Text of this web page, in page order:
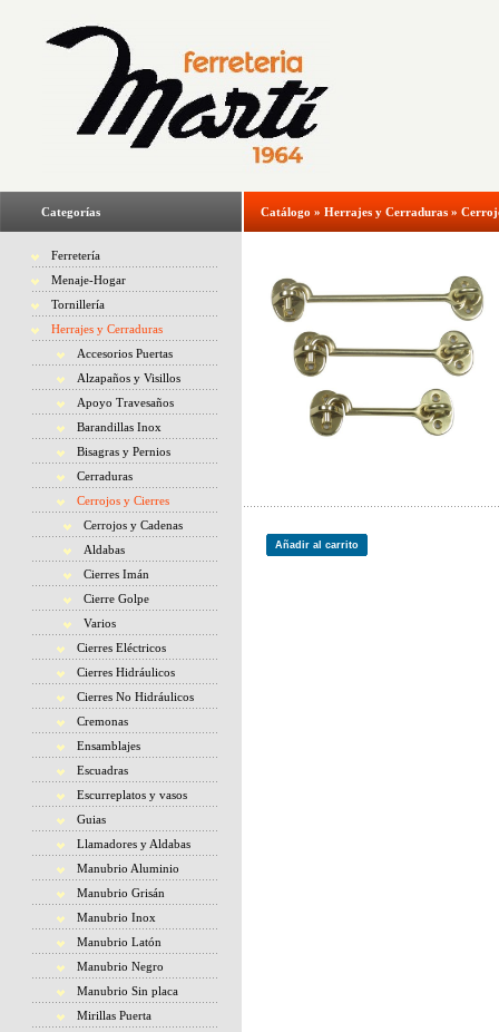
Categorías
Ferretería
Menaje-Hogar
Tornillería
Herrajes y Cerraduras
Accesorios Puertas
Alzapaños y Visillos
Apoyo Travesaños
Barandillas Inox
Bisagras y Pernios
Cerraduras
Cerrojos y Cierres
Cerrojos y Cadenas
Aldabas
Cierres Imán
Cierre Golpe
Varios
Cierres Eléctricos
Cierres Hidráulicos
Cierres No Hidráulicos
Cremonas
Ensamblajes
Escuadras
Escurreplatos y vasos
Guias
Llamadores y Aldabas
Manubrio Aluminio
Manubrio Grisán
Manubrio Inox
Manubrio Latón
Manubrio Negro
Manubrio Sin placa
Mirillas Puerta
Catálogo » Herrajes y Cerraduras »
Añadir al carrito